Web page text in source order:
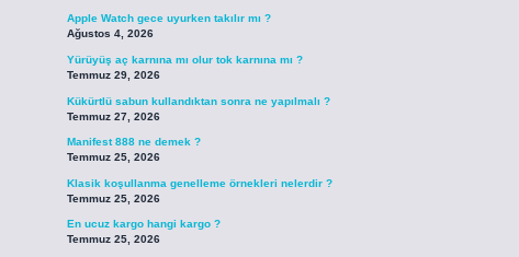
Apple Watch gece uyurken takılır mı ?
Ağustos 4, 2026
Yürüyüş aç karnına mı olur tok karnına mı ?
Temmuz 29, 2026
Kükürtlü sabun kullandıktan sonra ne yapılmalı ?
Temmuz 27, 2026
Manifest 888 ne demek ?
Temmuz 25, 2026
Klasik koşullanma genelleme örnekleri nelerdir ?
Temmuz 25, 2026
En ucuz kargo hangi kargo ?
Temmuz 25, 2026